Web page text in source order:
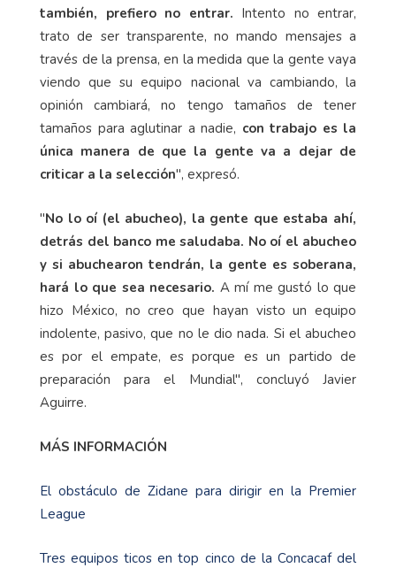
también, prefiero no entrar. Intento no entrar,
trato de ser transparente, no mando mensajes a
través de la prensa, en la medida que la gente vaya
viendo que su equipo nacional va cambiando, la
opinión cambiará, no tengo tamaños de tener
tamaños para aglutinar a nadie, con trabajo es la
única manera de que la gente va a dejar de
criticar a la selección", expresó.
"No lo oí (el abucheo), la gente que estaba ahí,
detrás del banco me saludaba. No oí el abucheo
y si abuchearon tendrán, la gente es soberana,
hará lo que sea necesario. A mí me gustó lo que
hizo México, no creo que hayan visto un equipo
indolente, pasivo, que no le dio nada. Si el abucheo
es por el empate, es porque es un partido de
preparación para el Mundial", concluyó Javier
Aguirre.
MÁS INFORMACIÓN
El obstáculo de Zidane para dirigir en la Premier
League
Tres equipos ticos en top cinco de la Concacaf del